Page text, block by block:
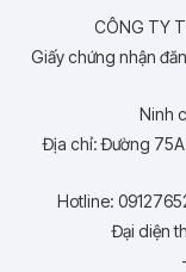
CÔNG TY
Giấy chứng nhận
Ninh
Địa chỉ: Đường 75A
Hotline:
Đại diện